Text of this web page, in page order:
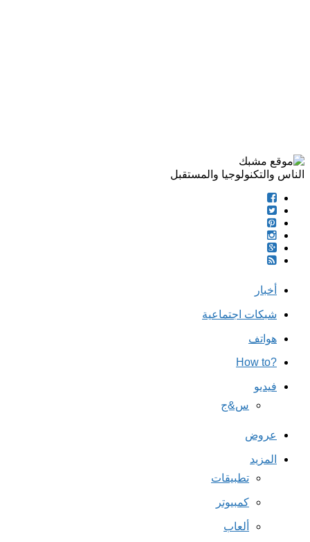
الناس والتكنولوجيا والمستقبل
أخبار
شبكات اجتماعية
هواتف
?How to
فيديو
س&ج
عروض
المزيد
تطبيقات
كمبيوتر
ألعاب